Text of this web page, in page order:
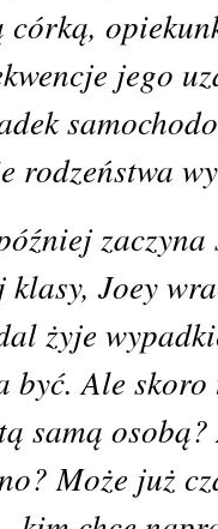
jego
rodzeństwa
Joey
żyje
być. Ale
samą
Może już